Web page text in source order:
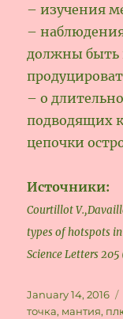
– изучения
–
должны быть
– о
подводящих
цепочки
Источники:
Courtillot
types of hotspots
Science Letters
Posted
on
January 14, 2016
точка, мантия,